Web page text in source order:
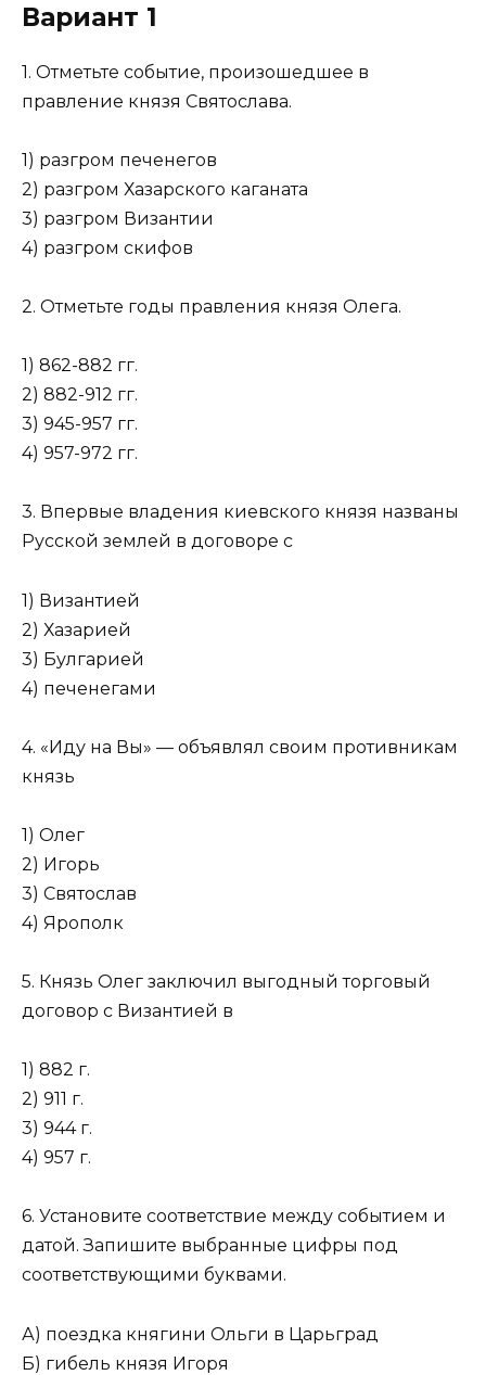
Вариант 1
1. Отметьте событие, произошедшее в
правление князя Святослава.
1) разгром печенегов
2) разгром Хазарского каганата
3) разгром Византии
4) разгром скифов
2. Отметьте годы правления князя Олега.
1) 862-882 гг.
2) 882-912 гг.
3) 945-957 гг.
4) 957-972 гг.
3. Впервые владения киевского князя названы
Русской землей в договоре с
1) Византией
2) Хазарией
3) Булгарией
4) печенегами
4. «Иду на Вы» — объявлял своим противникам
князь
1) Олег
2) Игорь
3) Святослав
4) Ярополк
5. Князь Олег заключил выгодный торговый
договор с Византией в
1) 882 г.
2) 911 г.
3) 944 г.
4) 957 г.
6. Установите соответствие между событием и
датой. Запишите выбранные цифры под
соответствующими буквами.
А) поездка княгини Ольги в Царьград
Б) гибель князя Игоря